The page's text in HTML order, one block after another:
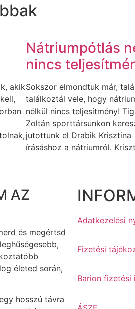
akik
Nátriumpótlás
nincs
Sokszor elmondtuk már,
találkoztál vele, hogy
nélkül nincs teljesítmény!
Zoltán sporttársunkon
jutottunk el Drabik Krisztina
írásáshoz a nátriumról.
AZ
és megértsd
életed során,
hosszú távra
Adatkezelési
Fizetési
Barion